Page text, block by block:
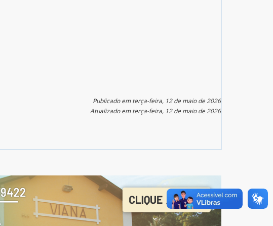
Publicado em terça-feira, 12 de maio de 2026
Atualizado em terça-feira, 12 de maio de 2026